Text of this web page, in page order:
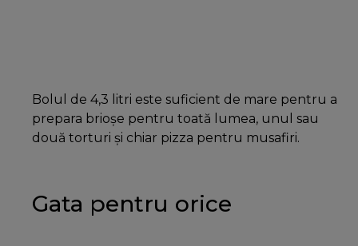
Bolul de 4,3 litri este suficient de mare pentru a
prepara brioșe pentru toată lumea, unul sau
două torturi și chiar pizza pentru musafiri.
Gata pentru orice